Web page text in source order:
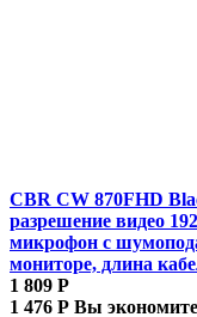
CBR CW 870FHD
разрешение видео
микрофон с
мониторе, длина
1 809 Р
1 476 Р Вы